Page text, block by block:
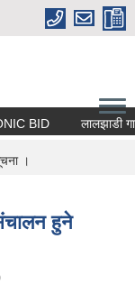
BID लालझाडी
।
हुने